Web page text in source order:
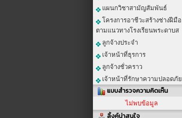
แผนกวิชาสามัญสัมพันธ์
โครงการอาชีวะสร้างช่างฝีมือ
ตามแนวทางโรงเรียนพระดาบส
ลูกจ้างประจำ
เจ้าหน้าที่ธุรการ
ลูกจ้างชั่วคราว
เจ้าหน้าที่รักษาความปลอดภัย
แบบสำรวจความคิดเห็น
ไม่พบข้อมูล
ลิ้งค์น่าสนใจ